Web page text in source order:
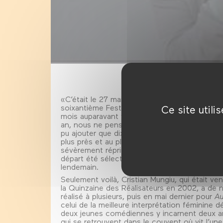
Ce site
«C’était le 27 mai 2007. Ce soir-là, Cristian
soixantième Festival de Cannes, décernée
mois auparavant venait d’avoir trente-neuf
an, nous ne pensions pas à notre projet, il y
pu ajouter que dix jours plus tôt, lorsque fut
plus près et au plus juste, d’un avortement
sévèrement réprimé, il était déjà plus que
départ été sélectionné pour la section Un
lendemain.
Seulement voilà, Cristian Mungiu, qui était
la Quinzaine des Réalisateurs en 2002, a
réalisé à plusieurs, puis en mai dernier pour
celui de la meilleure interprétation féminine
deux jeunes comédiennes y incarnent deux